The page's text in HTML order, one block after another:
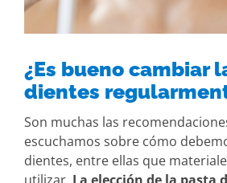
¿Es bueno cambiar
dientes
Son muchas las
escuchamos sobre cómo
dientes, entre ellas que